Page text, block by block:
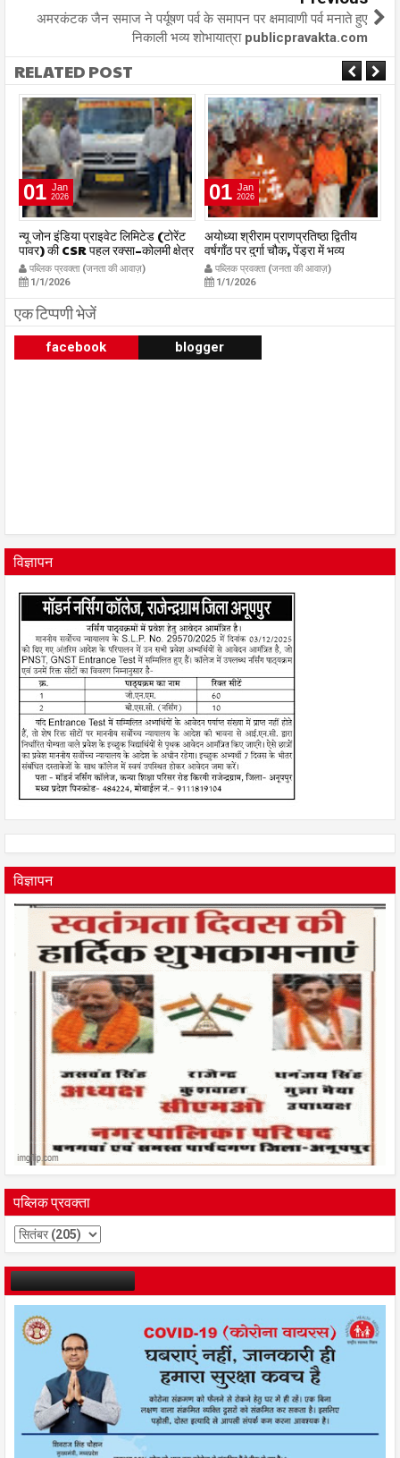
अमरकंटक जैन समाज ने पर्यूषण पर्व के समापन पर क्षमावाणी पर्व मनाते हुए
निकाली भव्य शोभायात्रा publicpravakta.com
RELATED POST
01 Jan
2026
न्यू जोन इंडिया प्राइवेट लिमिटेड (टोरेंट
पावर) की CSR पहल रक्सा–कोलमी क्षेत्र
में चलित अस्पताल एम्बुलेंस सेवा का
शुभारंभ publicpravakta.com
पब्लिक प्रवक्ता (जनता की आवाज़)
1/1/2026
01 Jan
2026
अयोध्या श्रीराम प्राणप्रतिष्ठा द्वितीय
वर्षगाँठ पर दुर्गा चौक, पेंड्रा में भव्य
महाआरती सम्पन्न
publicpravakta.com
पब्लिक प्रवक्ता (जनता की आवाज़)
1/1/2026
एक टिप्पणी भेजें
facebook blogger
विज्ञापन
विज्ञापन
पब्लिक प्रवक्ता